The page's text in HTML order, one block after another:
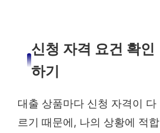
신청 자격 요건 확인
하기
대출 상품마다 신청 자격이 다
르기 때문에, 나의 상황에 적합